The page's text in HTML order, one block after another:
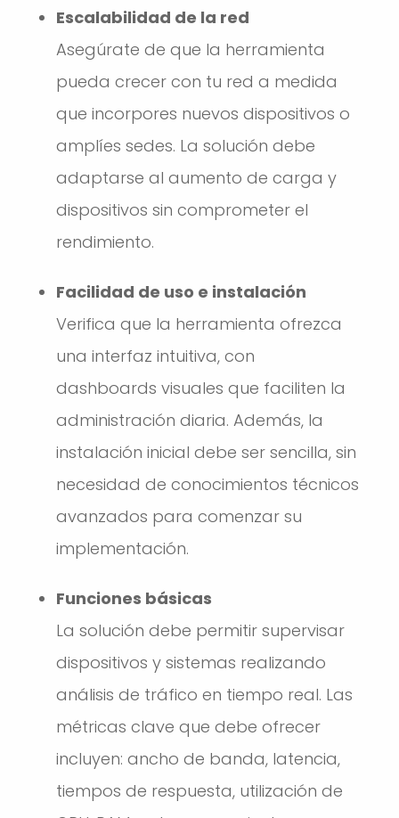
Escalabilidad de la red
Asegúrate de que la herramienta
pueda crecer con tu red a medida
que incorpores nuevos dispositivos o
amplíes sedes. La solución debe
adaptarse al aumento de carga y
dispositivos sin comprometer el
rendimiento.
Facilidad de uso e instalación
Verifica que la herramienta ofrezca
una interfaz intuitiva, con
dashboards visuales que faciliten la
administración diaria. Además, la
instalación inicial debe ser sencilla, sin
necesidad de conocimientos técnicos
avanzados para comenzar su
implementación.
Funciones básicas
La solución debe permitir supervisar
dispositivos y sistemas realizando
análisis de tráfico en tiempo real. Las
métricas clave que debe ofrecer
incluyen: ancho de banda, latencia,
tiempos de respuesta, utilización de